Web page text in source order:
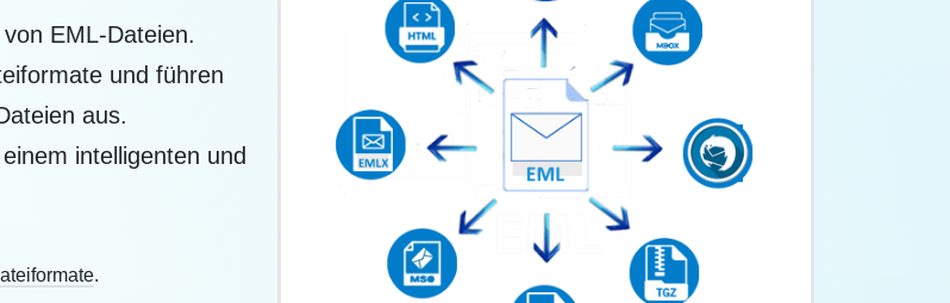
EML-Dateien.
und führen
aus.
intelligenten und
.